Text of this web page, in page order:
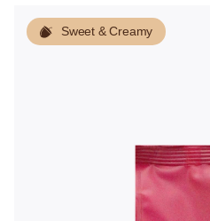
Sweet & Creamy